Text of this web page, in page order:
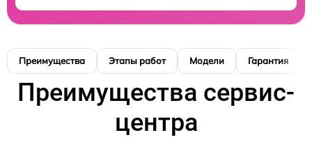
Преимущества Этапы работ Модели Гарантия
Преимущества сервис-
центра